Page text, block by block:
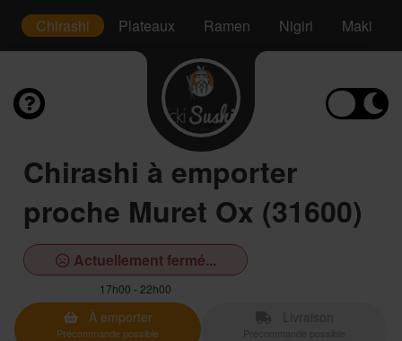
Chirashi Plateaux Ramen Nigiri Maki
Chirashi à emporter
proche Muret Ox (31600)
Actuellement fermé...
17h00 - 22h00
À emporter
Précommande possible